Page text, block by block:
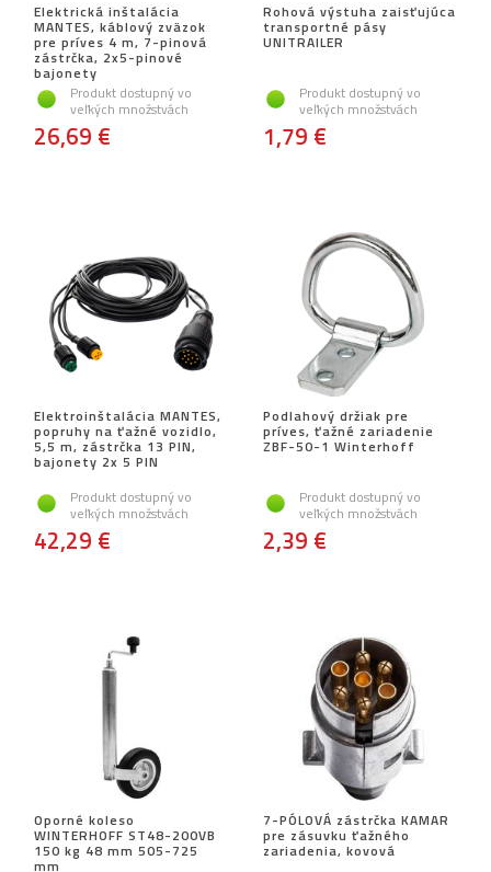
Elektrická inštalácia
MANTES, káblový zväzok
pre príves 4 m, 7-pinová
zástrčka, 2x5-pinové
bajonety
Produkt dostupný vo
veľkých množstvách
26,69 €
Rohová výstuha zaisťujúca
transportné pásy
UNITRAILER
Produkt dostupný vo
veľkých množstvách
1,79 €
Elektroinštalácia MANTES,
popruhy na ťažné vozidlo,
5,5 m, zástrčka 13 PIN,
bajonety 2x 5 PIN
Produkt dostupný vo
veľkých množstvách
42,29 €
Podlahový držiak pre
príves, ťažné zariadenie
ZBF-50-1 Winterhoff
Produkt dostupný vo
veľkých množstvách
2,39 €
Oporné koleso
WINTERHOFF ST48-200VB
150 kg 48 mm 505-725
mm
7-PÓLOVÁ zástrčka KAMAR
pre zásuvku ťažného
zariadenia, kovová